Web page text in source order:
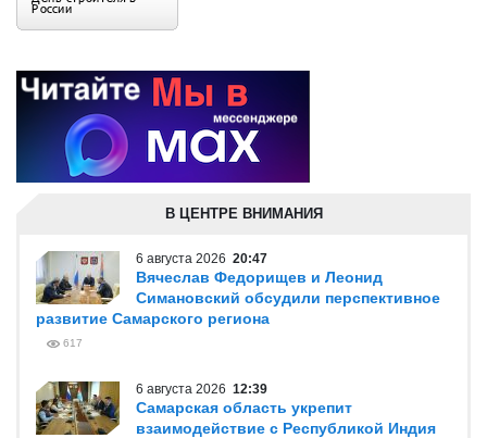
В ЦЕНТРЕ ВНИМАНИЯ
6 августа 2026 20:47
Вячеслав Федорищев и Леонид
Симановский обсудили перспективное
развитие Самарского региона
617
6 августа 2026 12:39
Самарская область укрепит
взаимодействие с Республикой Индия